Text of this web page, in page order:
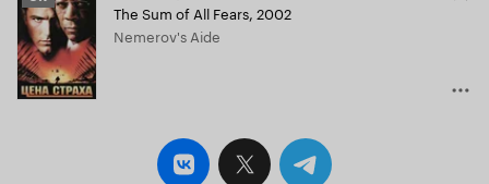
Кинопоиска
6.1
The Sum of All Fears, 2002
Nemerov's Aide